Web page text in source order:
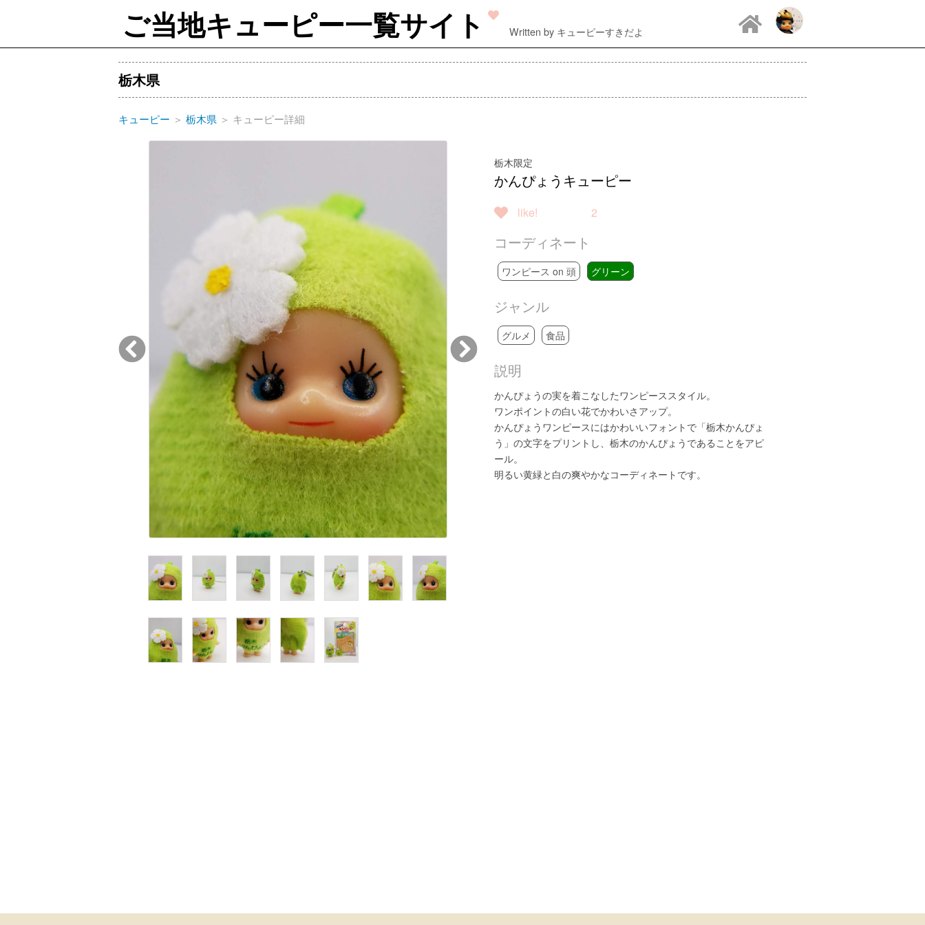
ご当地キューピー一覧サイト Written by キューピーすきだよ
栃木県
キューピー ＞ 栃木県 ＞ キューピー詳細
栃木限定
かんぴょうキューピー
like! 2
コーディネート
ワンピース on 頭 グリーン
ジャンル
グルメ 食品
説明
かんぴょうの実を着こなしたワンピーススタイル。
ワンポイントの白い花でかわいさアップ。
かんぴょうワンピースにはかわいいフォントで「栃木かんぴょ
う」の文字をプリントし、栃木のかんぴょうであることをアピ
ール。
明るい黄緑と白の爽やかなコーディネートです。